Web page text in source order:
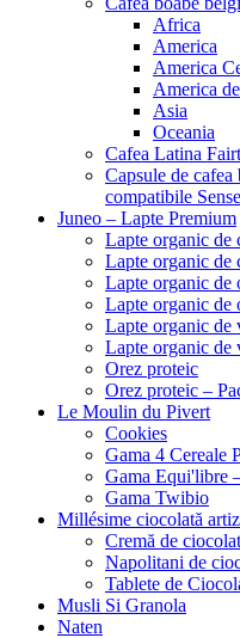
Africa
America
America
America
Asia
Oceania
Cafea Latina
Capsule de
compatibile
Juneo – Lapte Premium
Lapte organic de
Lapte organic de
Lapte organic de
Lapte organic de
Lapte organic de
Lapte organic de
Orez proteic
Orez proteic –
Le Moulin du Pivert
Cookies
Gama 4 Cereale
Gama Equi'libre
Gama Twibio
Millésime ciocolată
Cremă de
Napolitani de
Tablete de
Musli Si Granola
Naten